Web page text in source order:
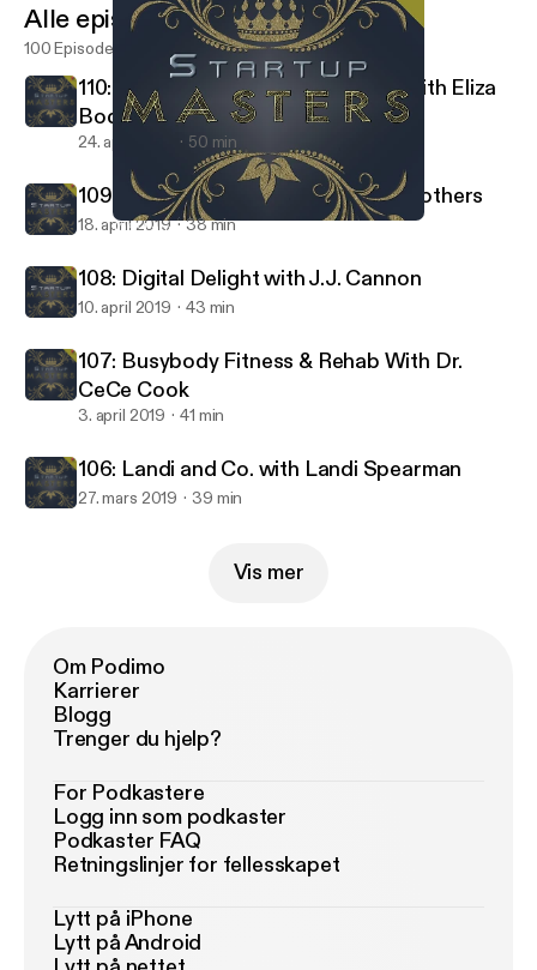
106: Landi and Co. with Landi Spearman
Alle episoder
100 Episoder
110: Melanin & Mental Health LLC with Eliza
Boquin
24. april 2019 50 min
109: Legacy Lapels With Ramon Smothers
18. april 2019 38 min
108: Digital Delight with J.J. Cannon
10. april 2019 43 min
107: Busybody Fitness & Rehab With Dr.
CeCe Cook
3. april 2019 41 min
106: Landi and Co. with Landi Spearman
27. mars 2019 39 min
Vis mer
Om Podimo
Karrierer
Blogg
Trenger du hjelp?
For Podkastere
Logg inn som podkaster
Podkaster FAQ
Retningslinjer for fellesskapet
Lytt på iPhone
Lytt på Android